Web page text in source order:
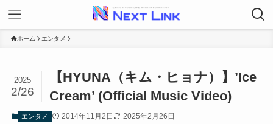
ホーム エンタメ
【HYUNA（キム・ヒョナ）】’Ice
Cream’ (Official Music Video)
2025
2/26
エンタメ 2014年11月2日 2025年2月26日